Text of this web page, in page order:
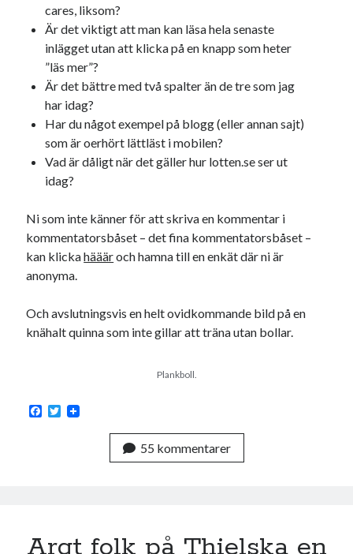
cares, liksom?
Är det viktigt att man kan läsa hela senaste
inlägget utan att klicka på en knapp som heter
”läs mer”?
Är det bättre med två spalter än de tre som jag
har idag?
Har du något exempel på blogg (eller annan sajt)
som är oerhört lättläst i mobilen?
Vad är dåligt när det gäller hur lotten.se ser ut
idag?
Ni som inte känner för att skriva en kommentar i
kommentatorsbåset – det fina kommentatorsbåset –
kan klickahäääroch hamna till en enkät där ni är
anonyma.
Och avslutningsvis en helt ovidkommande bild på en
knähalt quinna som inte gillar att träna utan bollar.
Plankboll.
F
T
55 kommentarer